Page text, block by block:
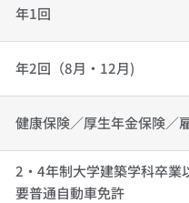
年1回
年2回（8月・12月)
健康保険／厚生年金保険／
2・4年制大学建築学科卒業
要普通自動車免許